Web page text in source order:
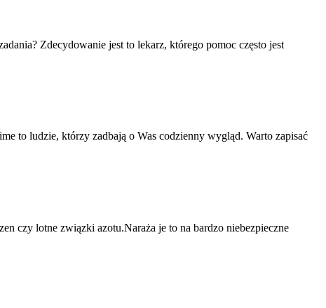
Zdecydowanie jest to lekarz, którego pomoc często jest
to ludzie, którzy zadbają o Was codzienny wygląd. Warto zapisać
czy lotne związki azotu.Naraża je to na bardzo niebezpieczne